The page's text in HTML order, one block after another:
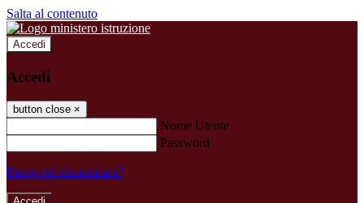
Salta al contenuto
Accedi
Accedi
button close ×
Nome Utente
Password
Password dimenticata?